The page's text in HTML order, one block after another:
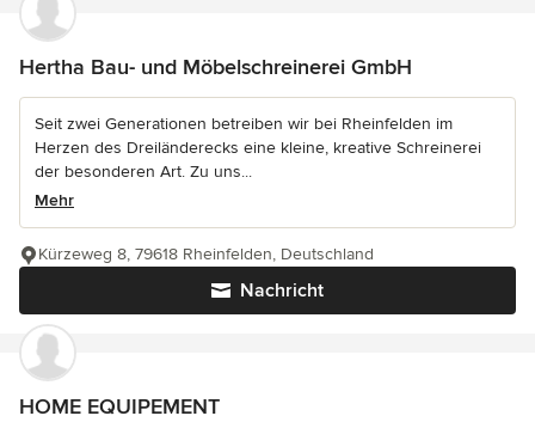
Hertha Bau- und Möbelschreinerei GmbH
Seit zwei Generationen betreiben wir bei Rheinfelden im
Herzen des Dreiländerecks eine kleine, kreative Schreinerei
der besonderen Art. Zu uns...
Mehr
Nachricht
Kürzeweg 8, 79618 Rheinfelden, Deutschland
HOME EQUIPEMENT